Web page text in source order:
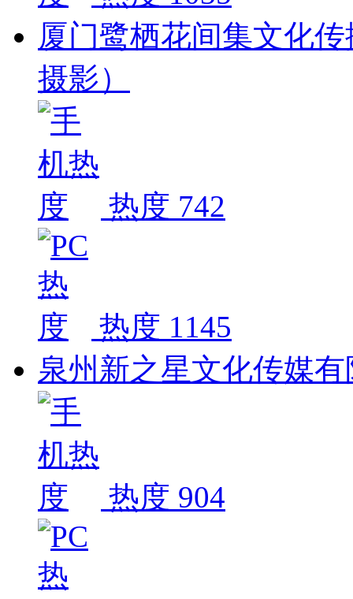
厦门鹭栖花间集文化
摄影）
热度 742
热度 1145
泉州新之星文化传媒
热度 904